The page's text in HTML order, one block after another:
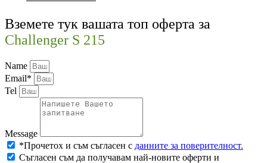
Вземете тук вашата топ оферта за
Challenger S 215
Name
Email*
Tel
Message
*Прочетох и съм съгласен с данните за поверителност.
Съгласен съм да получавам най-новите оферти и